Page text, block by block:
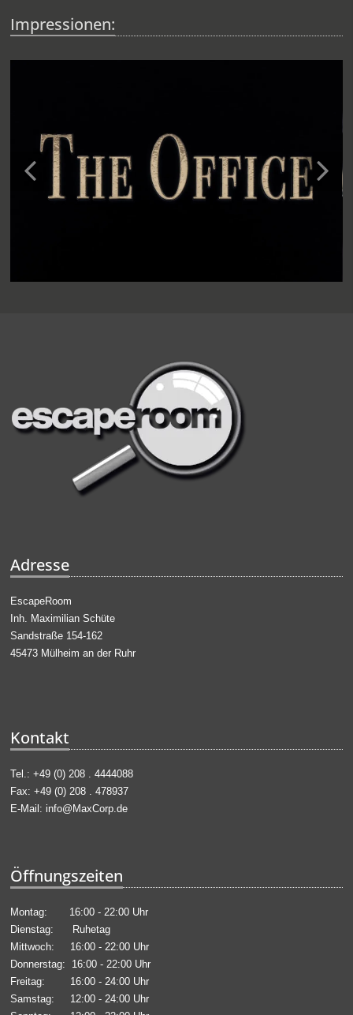
Impressionen:
Adresse
EscapeRoom
Inh. Maximilian Schüte
Sandstraße 154-162
45473 Mülheim an der Ruhr
Kontakt
Tel.: +49 (0) 208 . 4444088
Fax: +49 (0) 208 . 478937
E-Mail: info@MaxCorp.de
Öffnungszeiten
Montag: 16:00 - 22:00 Uhr
Dienstag: Ruhetag
Mittwoch: 16:00 - 22:00 Uhr
Donnerstag: 16:00 - 22:00 Uhr
Freitag: 16:00 - 24:00 Uhr
Samstag: 12:00 - 24:00 Uhr